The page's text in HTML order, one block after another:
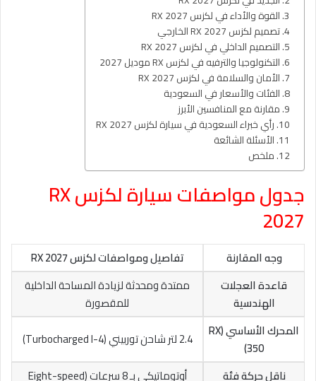
القوة والأداء في لكزس RX 2027
تصميم لكزس RX 2027 الخارجي
التصميم الداخلي في لكزس RX 2027
التكنولوجيا والترفيه في لكزس RX موديل 2027
الأمان والسلامة في لكزس RX 2027
الفئات والأسعار في السعودية
مقارنة مع المنافسين الأبرز
رأي خبراء السعودية في سيارة لكزس RX 2027
الأسئلة الشائعة
ملخص
جدول مواصفات سيارة لكزس RX
2027
وجه المقارنة
تفاصيل ومواصفات لكزس RX 2027
قاعدة العجلات
الهندسية
ممتدة ومحدثة لزيادة المساحة الداخلية
للمقصورة
المحرك الأساسي (RX
350)
2.4 لتر شاحن توربيني (Turbocharged I-4)
ناقل حركة فئة
أوتوماتيكي بـ 8 سرعات (Eight-speed